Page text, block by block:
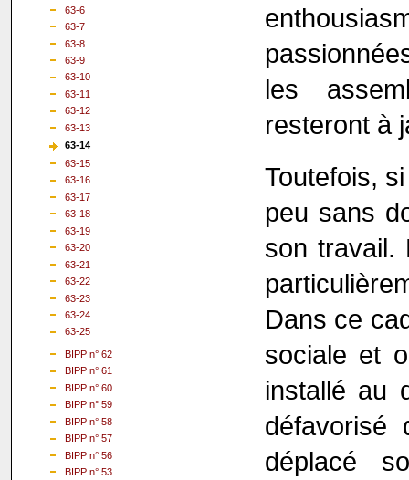
63-6
63-7
63-8
63-9
63-10
63-11
63-12
63-13
63-14
63-15
63-16
63-17
63-18
63-19
63-20
63-21
63-22
63-23
63-24
63-25
BIPP n° 62
BIPP n° 61
BIPP n° 60
BIPP n° 59
BIPP n° 58
BIPP n° 57
BIPP n° 56
BIPP n° 53
les
resteront à
Toutefois,
peu sans
son travail.
Dans ce
sociale et
installé au
défavorisé
déplacé